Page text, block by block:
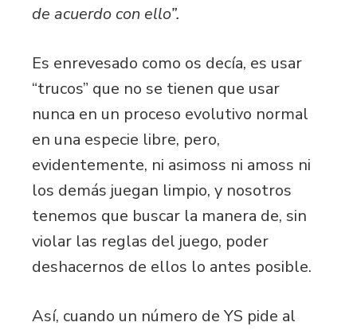
de acuerdo con ello”.
Es enrevesado como os decía, es usar
“trucos” que no se tienen que usar
nunca en un proceso evolutivo normal
en una especie libre, pero,
evidentemente, ni asimoss ni amoss ni
los demás juegan limpio, y nosotros
tenemos que buscar la manera de, sin
violar las reglas del juego, poder
deshacernos de ellos lo antes posible.
Así, cuando un número de YS pide al